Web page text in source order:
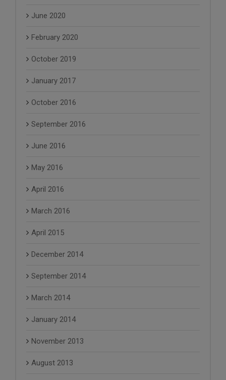
June 2020
February 2020
October 2019
January 2017
October 2016
September 2016
June 2016
May 2016
April 2016
March 2016
April 2015
December 2014
September 2014
March 2014
January 2014
November 2013
August 2013